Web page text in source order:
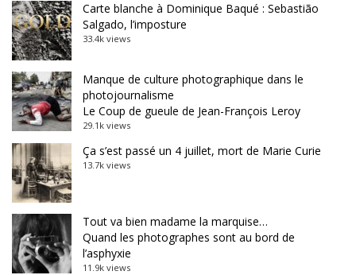
Carte blanche à Dominique Baqué : Sebastião
Salgado, l’imposture
33.4k views
Manque de culture photographique dans le
photojournalisme
Le Coup de gueule de Jean-François Leroy
29.1k views
Ça s’est passé un 4 juillet, mort de Marie Curie
13.7k views
Tout va bien madame la marquise…
Quand les photographes sont au bord de
l’asphyxie
11.9k views